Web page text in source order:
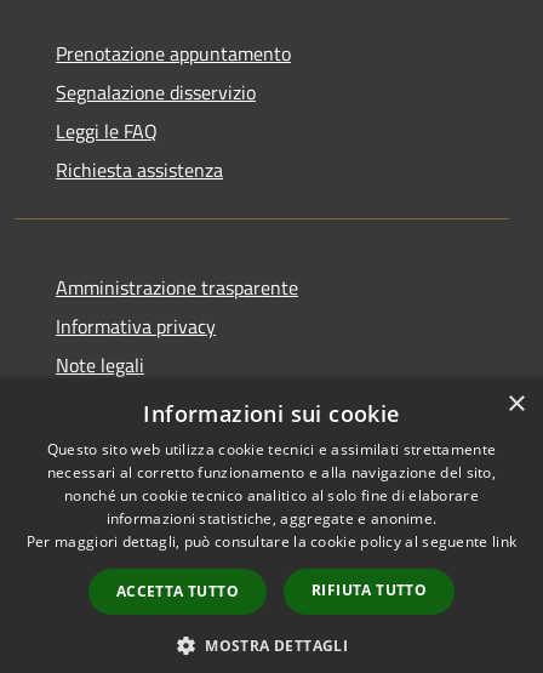
Prenotazione appuntamento
Segnalazione disservizio
Leggi le FAQ
Richiesta assistenza
Amministrazione trasparente
Informativa privacy
Note legali
Dichiarazione di accessibilità
Accessibilità
Copyright © 2026 • Comune di
Cervia • Powered by
Municipium•
Accesso
redazione
×
Informazioni sui cookie
Questo sito web utilizza cookie tecnici e assimilati strettamente
necessari al corretto funzionamento e alla navigazione del sito,
nonché un cookie tecnico analitico al solo fine di elaborare
informazioni statistiche, aggregate e anonime.
Per maggiori dettagli, può consultare la cookie policy al seguente link
ACCETTA TUTTO RIFIUTA TUTTO
MOSTRA DETTAGLI